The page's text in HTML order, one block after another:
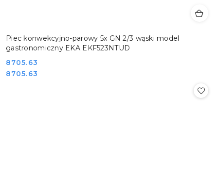
Piec konwekcyjno-parowy 5x GN 2/3 wąski model
gastronomiczny EKA EKF523NTUD
Cena:
8705.63
Cena:
8705.63